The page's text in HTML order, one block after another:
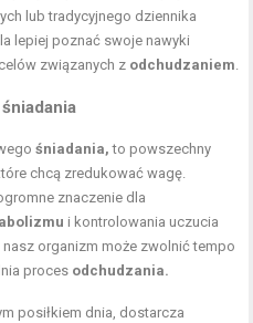
lub tradycyjnego dziennika
lepiej poznać swoje nawyki
związanych z odchudzaniem.
śniadania, to powszechny
chcą zredukować wagę.
znaczenie dla
i kontrolowania uczucia
nasz organizm może zwolnić tempo
proces odchudzania.
posiłkiem dnia, dostarcza